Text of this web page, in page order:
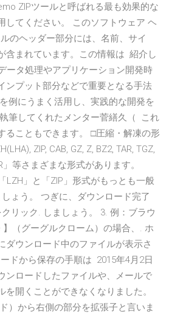
ZIPツールと呼ばれる最も効果的な
してください。 このソフトウェア ヘ
のヘッダー部分には、名前、サイ
含まれています。この情報は 紹介し
ータ処理やアプリケーション開発時
ンプット部分などで重要となる手法
例にうまく活用し、実践的な開発を
筆してくれたメンター菅繕久（ これ
ることもできます。 □圧縮・解凍の形
ZIP, CAB, GZ, Z, BZ2, TAR, TGZ,
」等さまざまな形式があります。
LZH」と「ZIP」形式がもっとも一般
ょう。 つぎに、ダウンロード完了
リック. しましょう。 3. 例：ブラウ
（グーグルクローム）の場合、. ホ
ダウンロード中のファイルが表⽰さ
ドから保存の⼿順は 2015年4月2日
ンロードしたファイルや、メールで
を開くことができなくなりました。
）から右側の部分を拡張子と言いま